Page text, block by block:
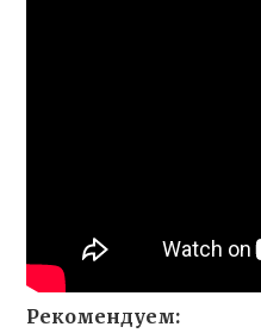
Рекомендуем: